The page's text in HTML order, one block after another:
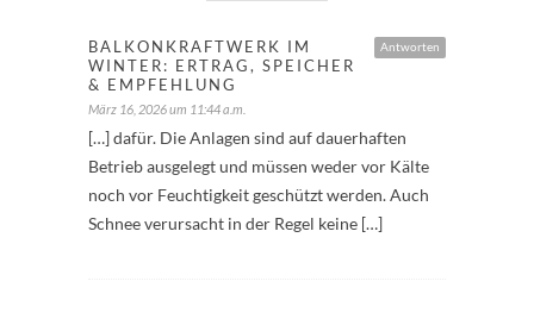
Antworten
BALKONKRAFTWERK IM
WINTER: ERTRAG, SPEICHER
& EMPFEHLUNG
März 16, 2026 um 11:44 a.m.
[…] dafür. Die Anlagen sind auf dauerhaften
Betrieb ausgelegt und müssen weder vor Kälte
noch vor Feuchtigkeit geschützt werden. Auch
Schnee verursacht in der Regel keine […]